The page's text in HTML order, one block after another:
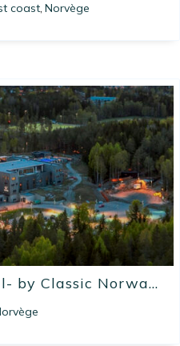
coast, Norvège
by Classic Norwa...